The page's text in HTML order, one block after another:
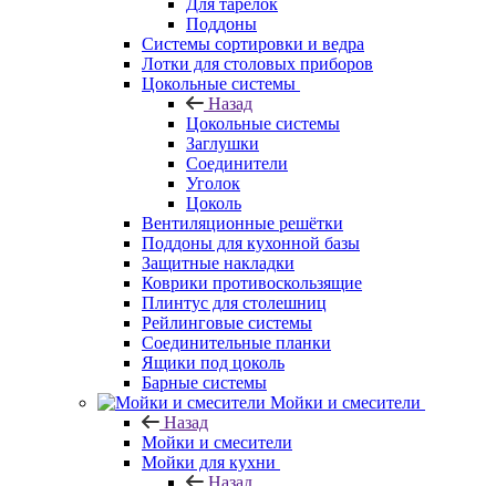
Для тарелок
Поддоны
Системы сортировки и ведра
Лотки для столовых приборов
Цокольные системы
Назад
Цокольные системы
Заглушки
Соединители
Уголок
Цоколь
Вентиляционные решётки
Поддоны для кухонной базы
Защитные накладки
Коврики противоскользящие
Плинтус для столешниц
Рейлинговые системы
Соединительные планки
Ящики под цоколь
Барные системы
Мойки и смесители
Назад
Мойки и смесители
Мойки для кухни
Назад